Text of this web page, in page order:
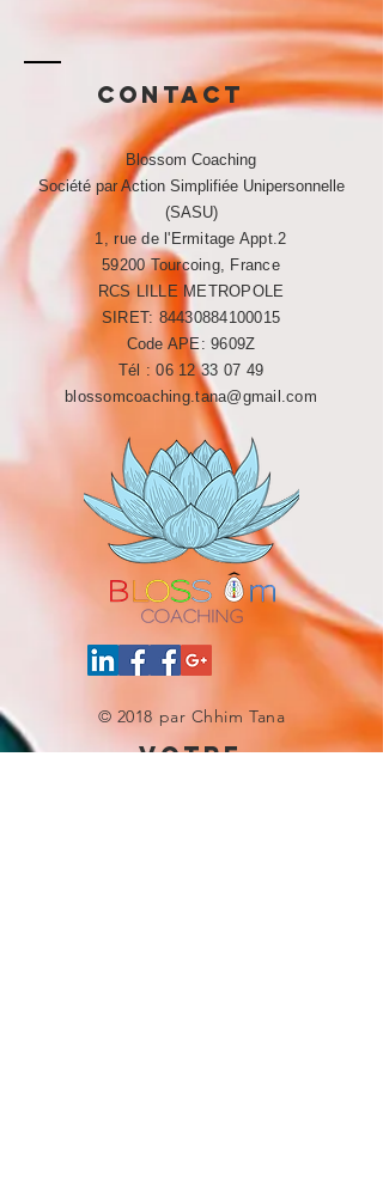
Contact
Blossom Coaching
Société par Action Simplifiée Unipersonnelle
(SASU)
1, rue de l'Ermitage Appt.2
59200 Tourcoing, France
RCS LILLE METROPOLE​​
SIRET: 84430884100015
Code APE: 9609Z
Tél :06 12 33 07 49
blossomcoaching.tana@gmail.com
© 2018 par Chhim Tana
votre